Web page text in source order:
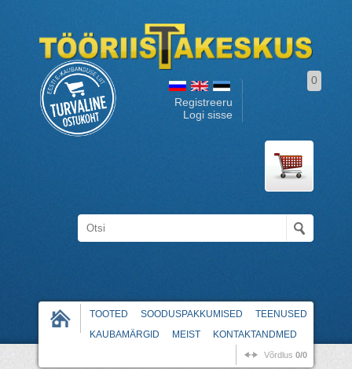
Registreeru
Logi sisse
0
TOOTED SOODUSPAKKUMISED
TEENUSED
KAUBAMÄRGID
MEIST KONTAKTANDMED
Võrdlus 0/0